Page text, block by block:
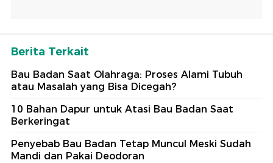
Berita Terkait
Bau Badan Saat Olahraga: Proses Alami Tubuh
atau Masalah yang Bisa Dicegah?
10 Bahan Dapur untuk Atasi Bau Badan Saat
Berkeringat
Penyebab Bau Badan Tetap Muncul Meski Sudah
Mandi dan Pakai Deodoran